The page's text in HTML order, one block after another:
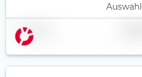
Auswahl
Name